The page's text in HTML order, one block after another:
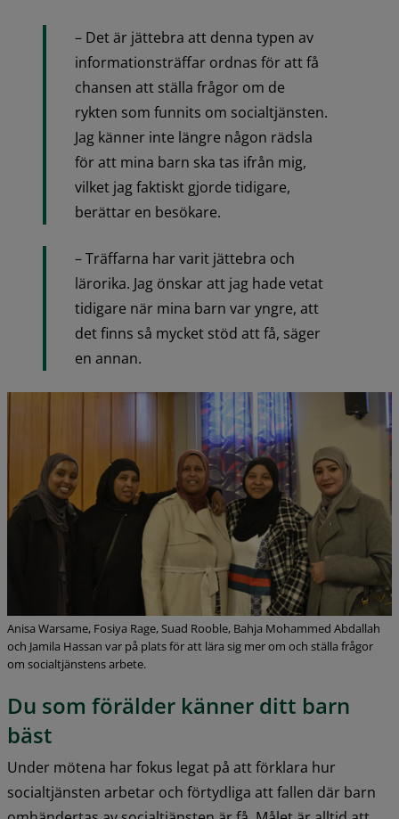
– Det är jättebra att denna typen av
informationsträffar ordnas för att få
chansen att ställa frågor om de
rykten som funnits om socialtjänsten.
Jag känner inte längre någon rädsla
för att mina barn ska tas ifrån mig,
vilket jag faktiskt gjorde tidigare,
berättar en besökare.
– Träffarna har varit jättebra och
lärorika. Jag önskar att jag hade vetat
tidigare när mina barn var yngre, att
det finns så mycket stöd att få, säger
en annan.
Anisa Warsame, Fosiya Rage, Suad Rooble, Bahja Mohammed Abdallah
och Jamila Hassan var på plats för att lära sig mer om och ställa frågor
om socialtjänstens arbete.
Du som förälder känner ditt barn
bäst
Under mötena har fokus legat på att förklara hur
socialtjänsten arbetar och förtydliga att fallen där barn